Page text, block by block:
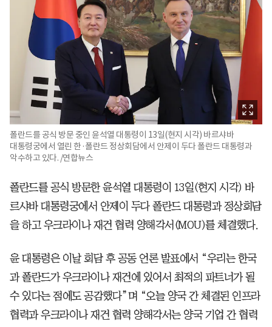
폴란드를 공식 방문 중인 윤석열 대통령이 13일(현지 시각) 바르샤바
대통령궁에서 열린 한·폴란드 정상회담에서 안제이 두다 폴란드 대통령과
악수하고 있다. /연합뉴스
폴란드를 공식 방문한 윤석열 대통령이 13일(현지 시각) 바
르샤바 대통령궁에서 안제이 두다 폴란드 대통령과 정상회담
을 하고 우크라이나 재건 협력 양해각서(MOU)를 체결했다.
윤 대통령은 이날 회담 후 공동 언론 발표에서 “우리는 한국
과 폴란드가 우크라이나 재건에 있어서 최적의 파트너가 될
수 있다는 점에도 공감했다”며 “오늘 양국 간 체결된 인프라
협력과 우크라이나 재건 협력 양해각서는 양국 기업 간 협력